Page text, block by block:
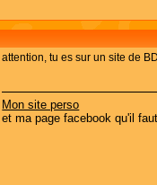
attention, tu es sur un site de
Mon site perso
et ma page facebook qu'il